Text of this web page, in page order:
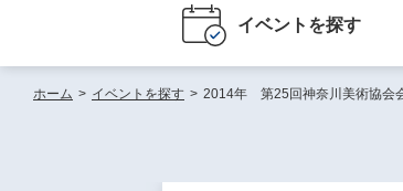
イベントを探す
ホーム > イベントを探す > 2014年 第25回神奈川美術協会